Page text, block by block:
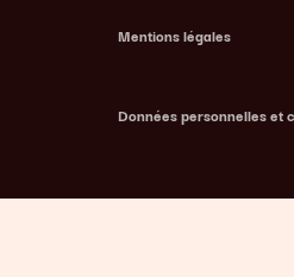
Mentions légales
Données personnelles et